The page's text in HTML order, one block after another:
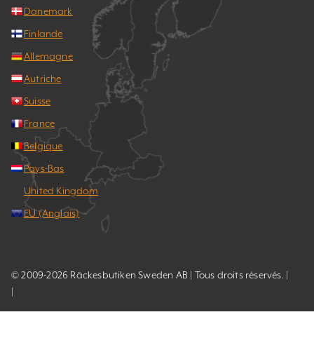
Danemark
Finlande
Allemagne
Autriche
Suisse
France
Belgique
Pays-Bas
United Kingdom
EU (Anglais)
© 2009-2026 Räckesbutiken Sweden AB | Tous droits réservés. |